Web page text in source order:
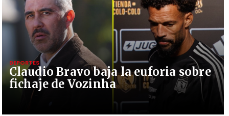
Claudio Bravo baja la euforia sobre
fichaje de Vozinha
DEPORTES